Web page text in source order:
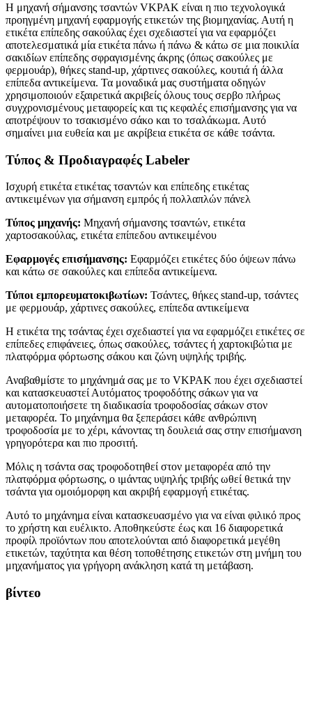
Η μηχανή σήμανσης τσαντών VKPAK είναι η πιο τεχνολογικά
προηγμένη μηχανή εφαρμογής ετικετών της βιομηχανίας. Αυτή η
ετικέτα επίπεδης σακούλας έχει σχεδιαστεί για να εφαρμόζει
αποτελεσματικά μία ετικέτα πάνω ή πάνω & κάτω σε μια ποικιλία
σακιδίων επίπεδης σφραγισμένης άκρης (όπως σακούλες με
φερμουάρ), θήκες stand-up, χάρτινες σακούλες, κουτιά ή άλλα
επίπεδα αντικείμενα. Τα μοναδικά μας συστήματα οδηγών
χρησιμοποιούν εξαιρετικά ακριβείς όλους τους σερβο πλήρως
συγχρονισμένους μεταφορείς και τις κεφαλές επισήμανσης για να
αποτρέψουν το τσακισμένο σάκο και το τσαλάκωμα. Αυτό
σημαίνει μια ευθεία και με ακρίβεια ετικέτα σε κάθε τσάντα.
Τύπος & Προδιαγραφές Labeler
Ισχυρή ετικέτα ετικέτας τσαντών και επίπεδης ετικέτας
αντικειμένων για σήμανση εμπρός ή πολλαπλών πάνελ
Τύπος μηχανής: Μηχανή σήμανσης τσαντών, ετικέτα
χαρτοσακούλας, ετικέτα επίπεδου αντικειμένου
Εφαρμογές επισήμανσης: Εφαρμόζει ετικέτες δύο όψεων πάνω
και κάτω σε σακούλες και επίπεδα αντικείμενα.
Τύποι εμπορευματοκιβωτίων: Τσάντες, θήκες stand-up, τσάντες
με φερμουάρ, χάρτινες σακούλες, επίπεδα αντικείμενα
Η ετικέτα της τσάντας έχει σχεδιαστεί για να εφαρμόζει ετικέτες σε
επίπεδες επιφάνειες, όπως σακούλες, τσάντες ή χαρτοκιβώτια με
πλατφόρμα φόρτωσης σάκου και ζώνη υψηλής τριβής.
Αναβαθμίστε το μηχάνημά σας με το VKPAK που έχει σχεδιαστεί
και κατασκευαστεί Αυτόματος τροφοδότης σάκων για να
αυτοματοποιήσετε τη διαδικασία τροφοδοσίας σάκων στον
μεταφορέα. Το μηχάνημα θα ξεπεράσει κάθε ανθρώπινη
τροφοδοσία με το χέρι, κάνοντας τη δουλειά σας στην επισήμανση
γρηγορότερα και πιο προσιτή.
Μόλις η τσάντα σας τροφοδοτηθεί στον μεταφορέα από την
πλατφόρμα φόρτωσης, ο ιμάντας υψηλής τριβής ωθεί θετικά την
τσάντα για ομοιόμορφη και ακριβή εφαρμογή ετικέτας.
Αυτό το μηχάνημα είναι κατασκευασμένο για να είναι φιλικό προς
το χρήστη και ευέλικτο. Αποθηκεύστε έως και 16 διαφορετικά
προφίλ προϊόντων που αποτελούνται από διαφορετικά μεγέθη
ετικετών, ταχύτητα και θέση τοποθέτησης ετικετών στη μνήμη του
μηχανήματος για γρήγορη ανάκληση κατά τη μετάβαση.
βίντεο